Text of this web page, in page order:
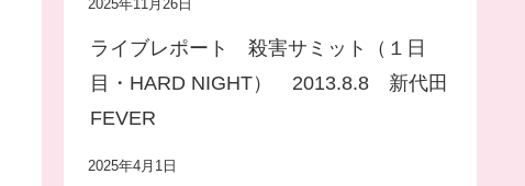
2025年11月26日
ライブレポート 殺害サミット（１日
目・HARD NIGHT） 2013.8.8 新代田
FEVER
2025年4月1日